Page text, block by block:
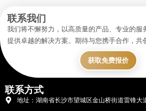
联系我们
我们将不懈努力，以高质量的产品、专业的服
提供卓越的解决方案。期待与您携手合作，共
获取免费报价
联系方式
地址：湖南省长沙市望城区金山桥街道雷锋大